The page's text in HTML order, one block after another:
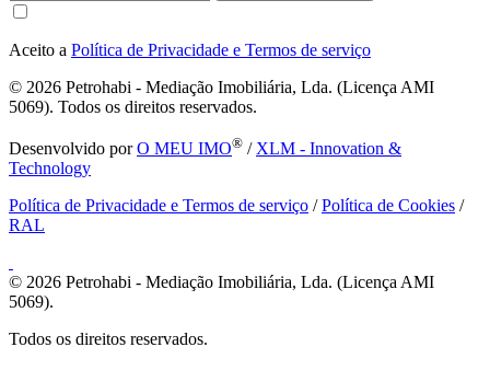
Aceito a Política de Privacidade e Termos de serviço
© 2026 Petrohabi - Mediação Imobiliária, Lda. (Licença AMI
5069). Todos os direitos reservados.
Desenvolvido porO MEU IMO® / XLM - Innovation &
Technology
Política de Privacidade e Termos de serviço /Política de Cookies /
RAL
© 2026 Petrohabi - Mediação Imobiliária, Lda. (Licença AMI
5069).
Todos os direitos reservados.